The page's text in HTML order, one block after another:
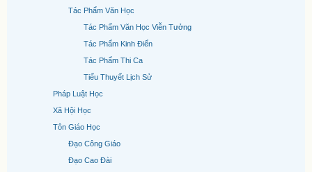
Tác Phẩm Văn Học
Tác Phẩm Văn Học Viễn Tưởng
Tác Phẩm Kinh Điển
Tác Phẩm Thi Ca
Tiểu Thuyết Lịch Sử
Pháp Luật Học
Xã Hội Học
Tôn Giáo Học
Đạo Công Giáo
Đạo Cao Đài